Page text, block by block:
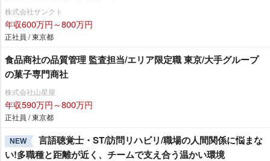
株式会社サンクト
年収600万円～800万円
正社員 / 東京都
食品商社の品質管理 監査担当/エリア限定職 東京/大手グループ
の菓子専門商社
株式会社山星屋
年収590万円～800万円
正社員 / 東京都
NEW
言語聴覚士・ST/訪問リハビリ/職場の人間関係に悩まな
い!多職種と距離が近く、チームで支え合う温かい環境